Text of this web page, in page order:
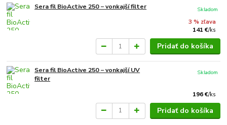
Sera fil BioActive 250 − vonkajší filter
3 % zľava
141 €/ks
Skladom
Pridať do košíka
Sera fil BioActive 250 − vonkajší UV
filter
196 €/ks
Skladom
Pridať do košíka